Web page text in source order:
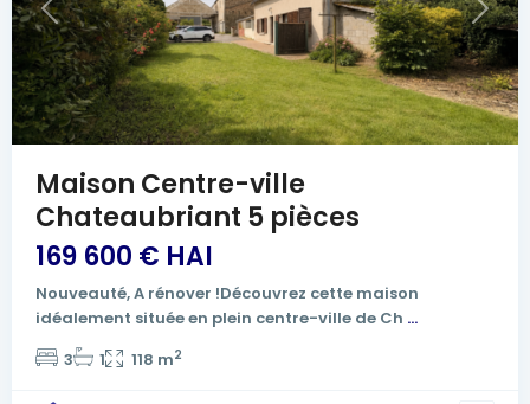
Previous Next
Maison Centre-ville
Chateaubriant 5 pièces
169 600 € HAI
Nouveauté, A rénover !Découvrez cette maison
idéalement située en plein centre-ville de Ch ...
3
1 118 m2